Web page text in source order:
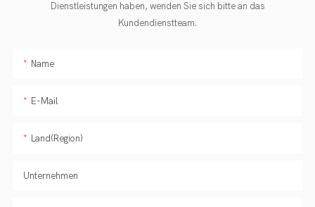
Dienstleistungen haben, wenden Sie sich bitte an das
Kundendienstteam.
Name
E-Mail
Land(Region)
Unternehmen